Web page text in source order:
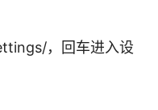
，回车进入设